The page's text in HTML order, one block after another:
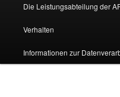
Die Leistungsabteilung der
Verhalten
Informationen zur